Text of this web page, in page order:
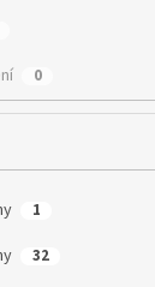
0
1
32